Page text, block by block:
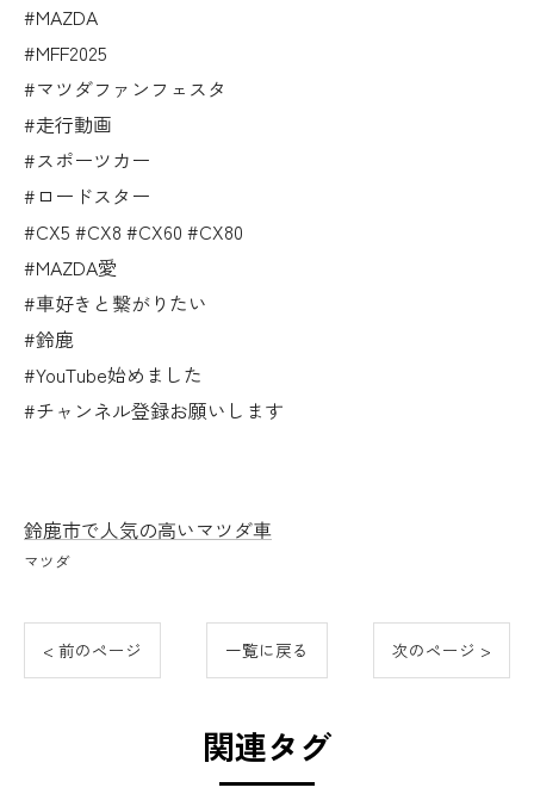
#MAZDA
#MFF2025
#マツダファンフェスタ
#走行動画
#スポーツカー
#ロードスター
#CX5 #CX8 #CX60 #CX80
#MAZDA愛
#車好きと繋がりたい
#鈴鹿
#YouTube始めました
#チャンネル登録お願いします
鈴鹿市で人気の高いマツダ車
マツダ
< 前のページ 一覧に戻る 次のページ >
関連タグ